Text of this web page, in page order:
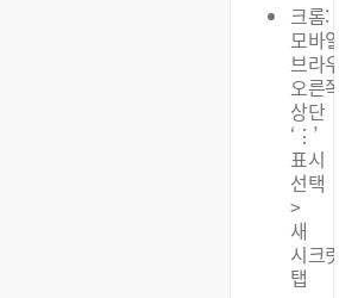
크롬:
모바일
브라우저
오른쪽
상단
‘⋮’
표시
선택
>
새
시크릿
탭